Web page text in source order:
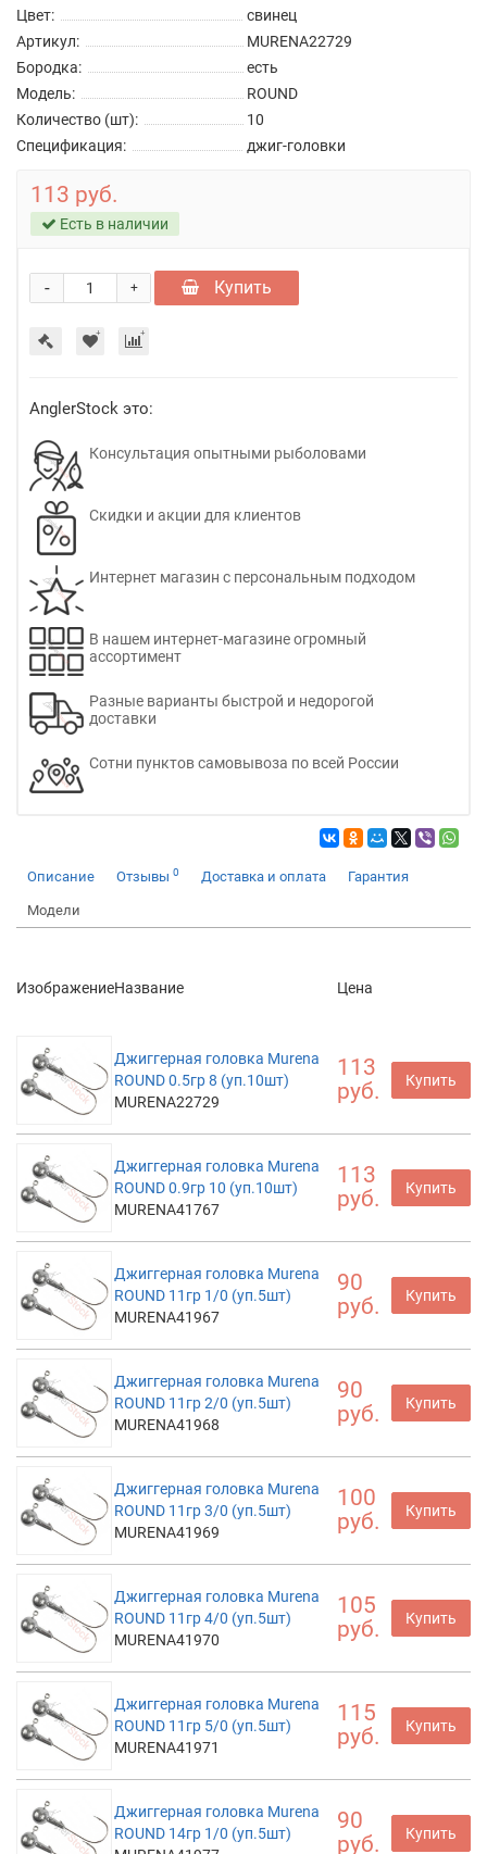
Цвет:
свинец
Артикул:
MURENA22729
Бородка:
есть
Модель:
ROUND
Количество (шт):
10
Спецификация:
джиг-головки
113 руб.
Есть в наличии
+
- Купить
AnglerStock это:
Консультация опытными рыболовами
Скидки и акции для клиентов
Интернет магазин с персональным подходом
В нашем интернет-магазине огромный
ассортимент
Разные варианты быстрой и недорогой
доставки
Сотни пунктов самовывоза по всей России
Описание Отзывы 0 Доставка и оплата Гарантия
Модели
ИзображениеНазвание Цена
Джиггерная головка Murena
ROUND 0.5гр 8 (уп.10шт)
MURENA22729
113
руб.
Купить
Джиггерная головка Murena
ROUND 0.9гр 10 (уп.10шт)
MURENA41767
113
руб.
Купить
Джиггерная головка Murena
ROUND 11гр 1/0 (уп.5шт)
MURENA41967
90
руб.
Купить
Джиггерная головка Murena
ROUND 11гр 2/0 (уп.5шт)
MURENA41968
90
руб.
Купить
Джиггерная головка Murena
ROUND 11гр 3/0 (уп.5шт)
MURENA41969
100
руб.
Купить
Джиггерная головка Murena
ROUND 11гр 4/0 (уп.5шт)
MURENA41970
105
руб.
Купить
Джиггерная головка Murena
ROUND 11гр 5/0 (уп.5шт)
MURENA41971
115
руб.
Купить
Джиггерная головка Murena
ROUND 14гр 1/0 (уп.5шт)
90
руб.
Купить